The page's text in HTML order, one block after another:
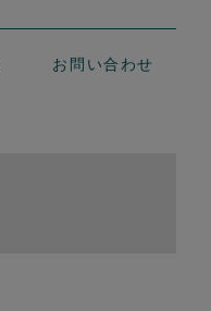
お問い合わせ